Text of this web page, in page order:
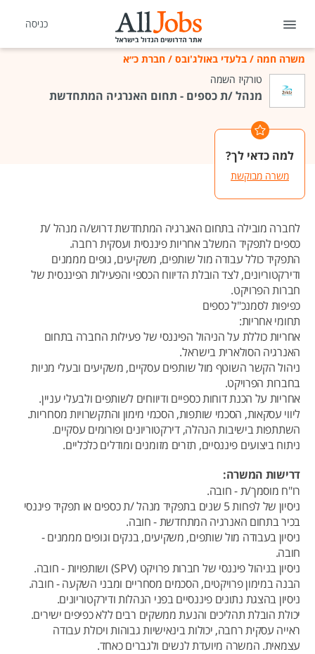
כניסה
משרה חמה / בלעדי באולג'ובס / חברת כ״א
טורקיז השמה
מנהל /ת כספים - תחום האנרגיה המתחדשת
למה כדאי לך?
משרה מבוקשת
לחברה מובילה בתחום האנרגיה המתחדשת דרוש/ה מנהל /ת
כספים לתפקיד המשלב אחריות פיננסית ועסקית רחבה.
התפקיד כולל עבודה מול שותפים, משקיעים, גופים מממנים
ודירקטוריונים, לצד הובלת הדיווח הכספי והפעילות הפיננסית של
חברות הפרויקט.
כפיפות לסמנכ"ל כספים
תחומי אחריות:
אחריות כוללת על הניהול הפיננסי של פעילות החברה בתחום
האנרגיה הסולארית בישראל.
ניהול הקשר השוטף מול שותפים עסקיים, משקיעים ובעלי מניות
בחברות הפרויקט.
אחריות על הכנת דוחות כספיים ודיווחים לשותפים ולבעלי עניין.
ליווי עסקאות, הסכמי שותפות, הסכמי מימון והתקשרויות מסחריות.
השתתפות בישיבות הנהלה, דירקטוריונים ופורומים עסקיים.
ניתוח ביצועים פיננסיים, תזרים מזומנים ומודלים כלכליים.
דרישות המשרה:
רו"ח מוסמך/ת - חובה.
ניסיון של לפחות 5 שנים בתפקיד מנהל /ת כספים או תפקיד פיננסי
בכיר בתחום האנרגיה המתחדשת - חובה.
ניסיון בעבודה מול שותפים, משקיעים, בנקים וגופים מממנים -
חובה.
ניסיון בניהול פיננסי של חברות פרויקט (SPV) ושותפויות - חובה.
הבנה במימון פרויקטים, הסכמים מסחריים ומבני השקעה - חובה.
ניסיון בהצגת נתונים פיננסיים בפני הנהלות ודירקטוריונים.
יכולת הובלת תהליכים והנעת ממשקים רבים ללא כפיפים ישירים.
ראייה עסקית רחבה, יכולות בינאישיות גבוהות ויכולת עבודה
עצמאית. המשרה מיועדת לנשים ולגברים כאחד.